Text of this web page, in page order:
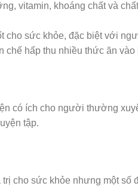
vitamin, khoáng chất và
cho sức khỏe, đặc biệt với
chế hấp thu nhiều thức ăn
có ích cho người thường
tập.
cho sức khỏe nhưng một